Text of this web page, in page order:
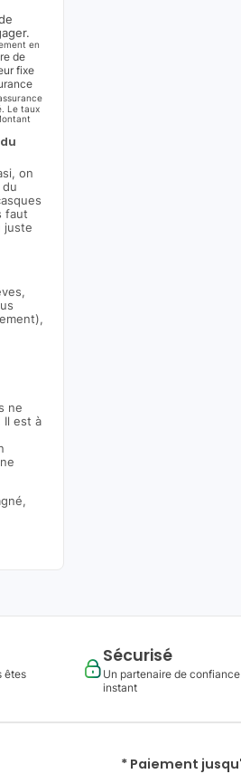
en
de
fixe
Le taux
on
du
faut
juste
ne
Il est à
êtes
Sécurisé
Un partenaire de
instant
* Paiement